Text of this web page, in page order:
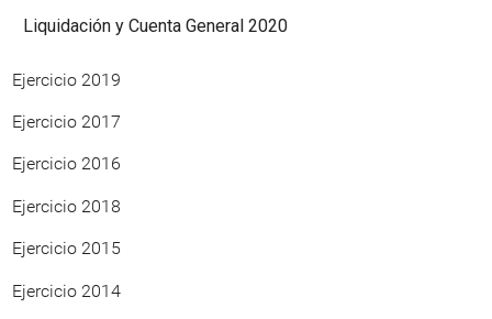
Liquidación y Cuenta General 2020
Ejercicio 2019
Ejercicio 2017
Ejercicio 2016
Ejercicio 2018
Ejercicio 2015
Ejercicio 2014